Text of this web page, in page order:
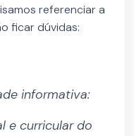
referenciar a
ficar dúvidas:
informativa:
e curricular do